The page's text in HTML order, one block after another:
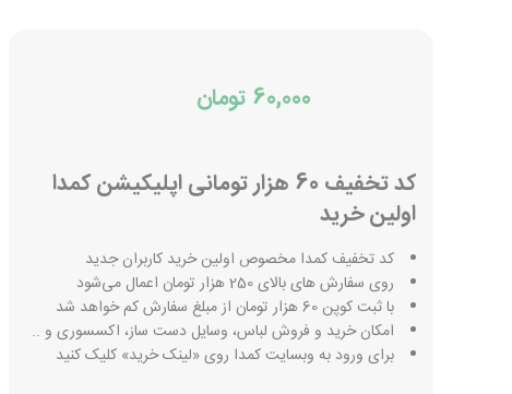
60,000 تومان
کد تخفیف 60 هزار تومانی اپلیکیشن کمدا
اولین خرید
کد تخفیف کمدا مخصوص اولین خرید کاربران جدید
روی سفارش های بالای 250 هزار تومان اعمال می‌شود
با ثبت کوپن 60 هزار تومان از مبلغ سفارش کم خواهد شد
امکان خرید و فروش لباس، وسایل دست ساز، اکسسوری و ..
برای ورود به وبسایت کمدا روی «لینک خرید» کلیک کنید